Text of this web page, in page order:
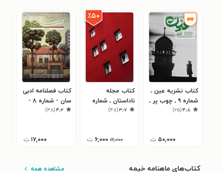
کتاب نشریه عین ـ
شماره ۹ ـ چوب پر ـ
پاییز ۱۴۰۴
۴٫۸(۲۵)
۵۰,۰۰۰ ت
٪۵۰
کتاب مجله
ناداستان ـ شماره
۰۰۱ ـ فروردین ۱۳۹۸ ۳٫۷(۴۸)
۱۲,۰۰۰ ۶,۰۰۰ ت
کتاب فصلنامه ادبی
سان - شماره ۸ -
بهار ۱۴۰۰۴٫۲(۳۸)
۱۷,۰۰۰ ت
کتاب‌های ماهنامه خیمه مشاهده همه